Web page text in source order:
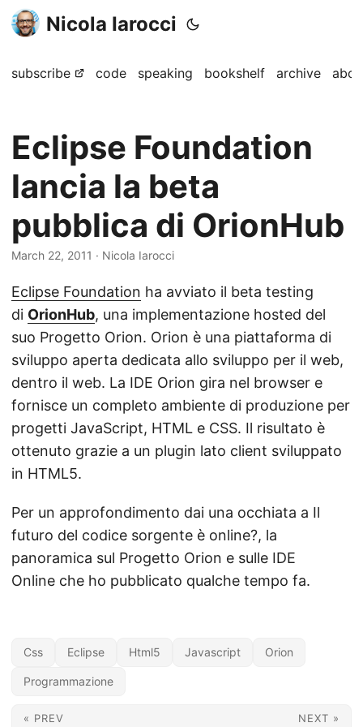
Nicola Iarocci
subscribe code speaking bookshelf archive
Eclipse Foundation
lancia la beta
pubblica di OrionHub
March 22, 2011 · Nicola Iarocci
Eclipse Foundation ha avviato il beta testing
di OrionHub, una implementazione hosted del
suo Progetto Orion. Orion è una piattaforma di
sviluppo aperta dedicata allo sviluppo per il web,
dentro il web. La IDE Orion gira nel browser e
fornisce un completo ambiente di produzione per
progetti JavaScript, HTML e CSS. Il risultato è
ottenuto grazie a un plugin lato client sviluppato
in HTML5.
Per un approfondimento dai una occhiata a Il
futuro del codice sorgente è online?, la
panoramica sul Progetto Orion e sulle IDE
Online che ho pubblicato qualche tempo fa.
Css Eclipse Html5 Javascript Orion
Programmazione
« PREV NEXT »